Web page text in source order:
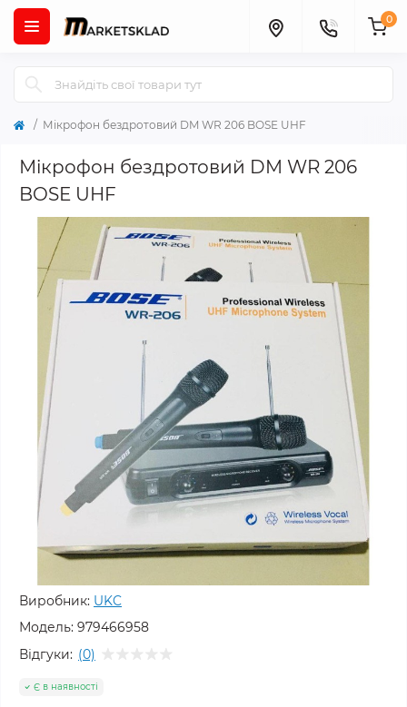
0
Мікрофон бездротовий DM WR 206 BOSE UHF
Мікрофон бездротовий DM WR 206
BOSE UHF
Виробник: UKC
Модель: 979466958
Відгуки: (0)
Є в наявності